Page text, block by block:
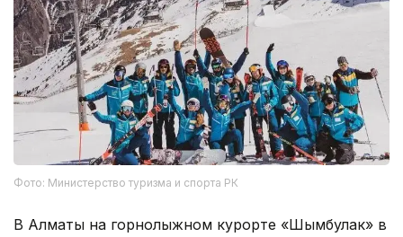
Фото: Министерство туризма и спорта РК
В Алматы на горнолыжном курорте «Шымбулак» в